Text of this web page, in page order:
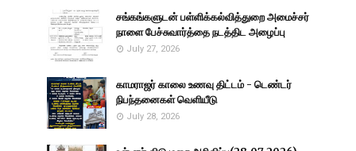
சங்கங்களுடன் பள்ளிக்கல்வித்துறை அமைச்சர்
நாளை பேச்சுவார்த்தை நடத்திட அழைப்பு
July 27, 2026
காமராஜர் காலை உணவு திட்டம் - டெண்டர்
நிபந்தனைகள் வெளியீடு
July 28, 2026